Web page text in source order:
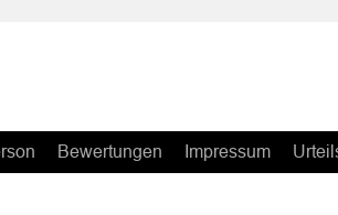
Bewertungen Impressum